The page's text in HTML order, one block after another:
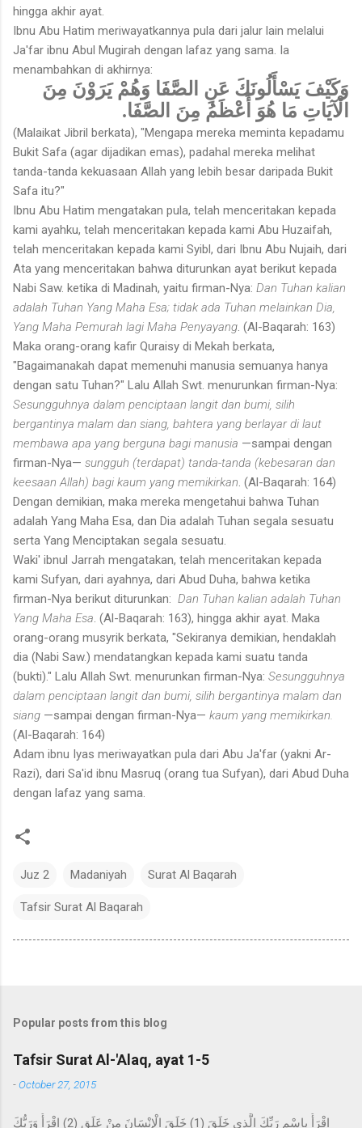
hingga akhir ayat.
Ibnu Abu Hatim meriwayatkannya pula dari jalur lain melalui
Ja'far ibnu Abul Mugirah dengan lafaz yang sama. Ia
menambahkan di akhirnya:
وَكَيْفَ يَسْأَلُونَكَ عَنِ الصَّفَا وَهُمْ يَرَوْنَ مِنَ
الْآيَاتِ مَا هُوَ أَعْظَمُ مِنَ الصَّفَا.
(Malaikat Jibril berkata), "Mengapa mereka meminta kepadamu
Bukit Safa (agar dijadikan emas), padahal mereka melihat
tanda-tanda kekuasaan Allah yang lebih besar daripada Bukit
Safa itu?"
Ibnu Abu Hatim mengatakan pula, telah menceritakan kepada
kami ayahku, telah menceritakan kepada kami Abu Huzaifah,
telah menceritakan kepada kami Syibl, dari Ibnu Abu Nujaih, dari
Ata yang menceritakan bahwa diturunkan ayat berikut kepada
Nabi Saw. ketika di Madinah, yaitu firman-Nya: Dan Tuhan kalian
adalah Tuhan Yang Maha Esa; tidak ada Tuhan melainkan Dia,
Yang Maha Pemurah lagi Maha Penyayang . (Al-Baqarah: 163)
Maka orang-orang kafir Quraisy di Mekah berkata,
"Bagaimanakah dapat memenuhi manusia semuanya hanya
dengan satu Tuhan?" Lalu Allah Swt. menurunkan firman-Nya:
Sesungguhnya dalam penciptaan langit dan bumi, silih
bergantinya malam dan siang, bahtera yang berlayar di laut
membawa apa yang berguna bagi manusia —sampai dengan
firman-Nya— sungguh (terdapat) tanda-tanda (kebesaran dan
keesaan Allah) bagi kaum yang memikirkan . (Al-Baqarah: 164)
Dengan demikian, maka mereka mengetahui bahwa Tuhan
adalah Yang Maha Esa, dan Dia adalah Tuhan segala sesuatu
serta Yang Menciptakan segala sesuatu.
Waki' ibnul Jarrah mengatakan, telah menceritakan kepada
kami Sufyan, dari ayahnya, dari Abud Duha, bahwa ketika
firman-Nya berikut diturunkan: Dan Tuhan kalian adalah Tuhan
Yang Maha Esa . (Al-Baqarah: 163), hingga akhir ayat. Maka
orang-orang musyrik berkata, "Sekiranya demikian, hendaklah
dia (Nabi Saw.) mendatangkan kepada kami suatu tanda
(bukti)." Lalu Allah Swt. menurunkan firman-Nya: Sesungguhnya
dalam penciptaan langit dan bumi, silih bergantinya malam dan
siang —sampai dengan firman-Nya— kaum yang memikirkan.
(Al-Baqarah: 164)
Adam ibnu Iyas meriwayatkan pula dari Abu Ja'far (yakni Ar-
Razi), dari Sa'id ibnu Masruq (orang tua Sufyan), dari Abud Duha
dengan lafaz yang sama.
Juz 2 Madaniyah Surat Al Baqarah
Tafsir Surat Al Baqarah
Popular posts from this blog
Tafsir Surat Al-'Alaq, ayat 1-5
-October 27, 2015
اقْرَأْ بِاسْمِ رَبِّكَ الَّذِي خَلَقَ (1) خَلَقَ الْإِنْسَانَ مِنْ عَلَقٍ (2) اقْرَأْ وَرَبُّكَ